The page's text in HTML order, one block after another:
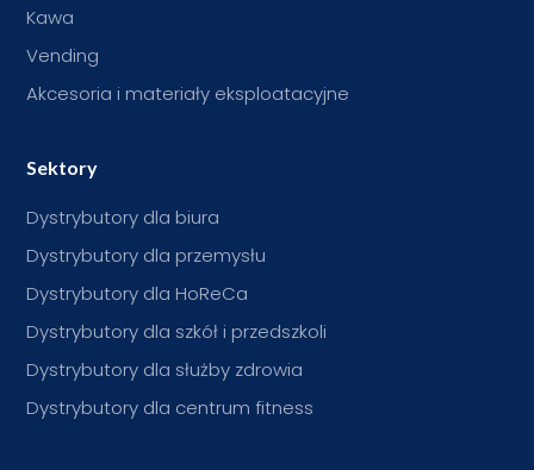
Kawa
Vending
Akcesoria i materiały eksploatacyjne
Sektory
Dystrybutory dla biura
Dystrybutory dla przemysłu
Dystrybutory dla HoReCa
Dystrybutory dla szkół i przedszkoli
Dystrybutory dla służby zdrowia
Dystrybutory dla centrum fitness